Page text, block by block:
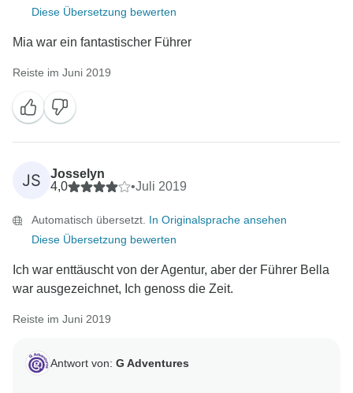
Diese Übersetzung bewerten
Mia war ein fantastischer Führer
Reiste im Juni 2019
JS
Josselyn
4,0
•Juli 2019
Automatisch übersetzt. In Originalsprache ansehen
Diese Übersetzung bewerten
Ich war enttäuscht von der Agentur, aber der Führer Bella
war ausgezeichnet, Ich genoss die Zeit.
Reiste im Juni 2019
Antwort von: G Adventures